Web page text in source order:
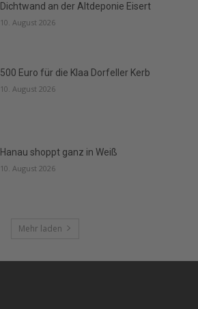
Dichtwand an der Altdeponie Eisert
10. August 2026
500 Euro für die Klaa Dorfeller Kerb
10. August 2026
Hanau shoppt ganz in Weiß
10. August 2026
Mehr laden